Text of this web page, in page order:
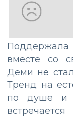
Поддержала
вместе со
Деми не
Тренд на
по душе и